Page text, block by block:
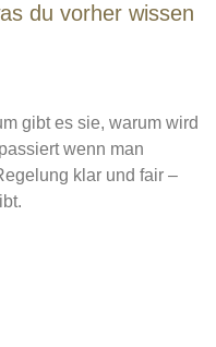
du vorher wissen
gibt es sie, warum wird
wenn man
klar und fair –